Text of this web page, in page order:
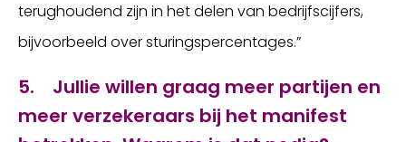
terughoudend zijn in het delen van bedrijfscijfers,
bijvoorbeeld over sturingspercentages.”
5. Jullie willen graag meer partijen en
meer verzekeraars bij het manifest